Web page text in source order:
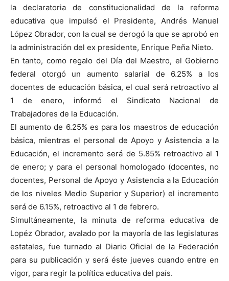
la declaratoria de constitucionalidad de la reforma
educativa que impulsó el Presidente, Andrés Manuel
López Obrador, con la cual se derogó la que se aprobó en
la administración del ex presidente, Enrique Peña Nieto.
En tanto, como regalo del Día del Maestro, el Gobierno
federal otorgó un aumento salarial de 6.25% a los
docentes de educación básica, el cual será retroactivo al
1 de enero, informó el Sindicato Nacional de
Trabajadores de la Educación.
El aumento de 6.25% es para los maestros de educación
básica, mientras el personal de Apoyo y Asistencia a la
Educación, el incremento será de 5.85% retroactivo al 1
de enero; y para el personal homologado (docentes, no
docentes, Personal de Apoyo y Asistencia a la Educación
de los niveles Medio Superior y Superior) el incremento
será de 6.15%, retroactivo al 1 de febrero.
Simultáneamente, la minuta de reforma educativa de
Lopéz Obrador, avalado por la mayoría de las legislaturas
estatales, fue turnado al Diario Oficial de la Federación
para su publicación y será éste jueves cuando entre en
vigor, para regir la política educativa del país.